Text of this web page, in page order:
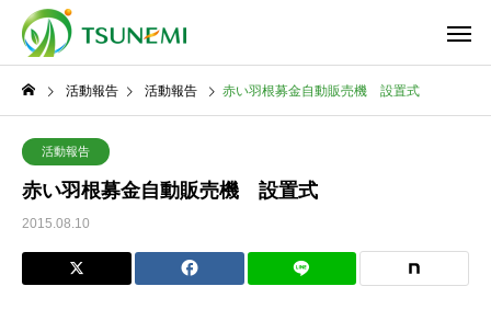
活動報告 活動報告 赤い羽根募金自動販売機 設置式
活動報告
赤い羽根募金自動販売機 設置式
2015.08.10